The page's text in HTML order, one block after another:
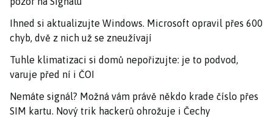
Ihned si aktualizujte Windows. Microsoft opravil přes 600
chyb, dvě z nich už se zneužívají
Tuhle klimatizaci si domů nepořizujte: je to podvod,
varuje před ní i ČOI
Nemáte signál? Možná vám právě někdo krade číslo přes
SIM kartu. Nový trik hackerů ohrožuje i Čechy